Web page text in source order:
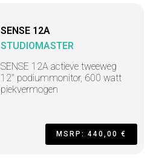
SENSE 12A
STUDIOMASTER
SENSE 12A actieve tweeweg
12" podiummonitor, 600 watt
piekvermogen
MSRP: 440,00 €